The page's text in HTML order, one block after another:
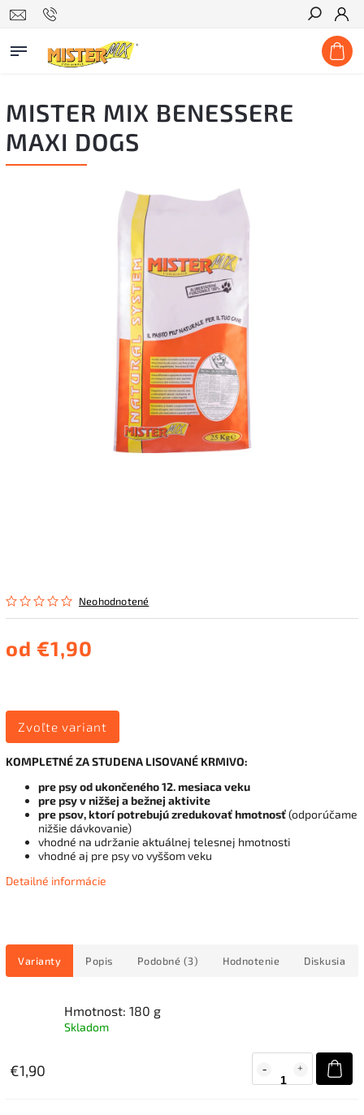
Hľadať
MISTER MIX BENESSERE
MAXI DOGS
Neohodnotené
od €1,90
Zvoľte variant
KOMPLETNÉ ZA STUDENA LISOVANÉ KRMIVO:
pre psy od ukončeného 12. mesiaca veku
pre psy v nižšej a bežnej aktivite
pre psov, ktorí potrebujú zredukovať hmotnosť(odporúčame
nižšie dávkovanie)
vhodné na udržanie aktuálnej telesnej hmotnosti
vhodné aj pre psy vo vyššom veku
Detailné informácie
Varianty Popis Podobné (3) Hodnotenie Diskusia
Hmotnost: 180 g
Skladom
€1,90